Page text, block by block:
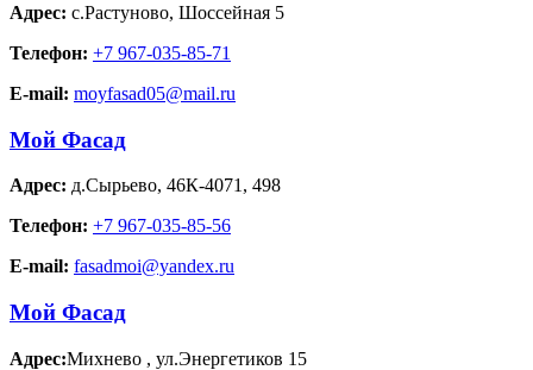
Адрес: с.Растуново, Шоссейная 5
Телефон: +7 967-035-85-71
E-mail: moyfasad05@mail.ru
Мой Фасад
Адрес: д.Сырьево, 46К-4071, 498
Телефон: +7 967-035-85-56
E-mail: fasadmoi@yandex.ru
Мой Фасад
Адрес:Михнево , ул.Энергетиков 15